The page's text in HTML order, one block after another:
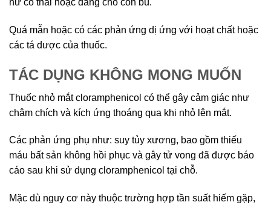
nữ có thai hoặc đang cho con bú.
Quá mẫn hoặc có các phản ứng dị ứng với hoạt chất hoặc
các tá dược của thuốc.
TÁC DỤNG KHÔNG MONG MUỐN
Thuốc nhỏ mắt cloramphenicol có thể gây cảm giác như
châm chích và kích ứng thoáng qua khi nhỏ lên mắt.
Các phản ứng phụ như: suy tủy xương, bao gồm thiếu
máu bất sản không hồi phục và gây tử vong đã được báo
cáo sau khi sử dụng cloramphenicol tại chỗ.
Mặc dù nguy cơ này thuộc trường hợp tần suất hiếm gặp,